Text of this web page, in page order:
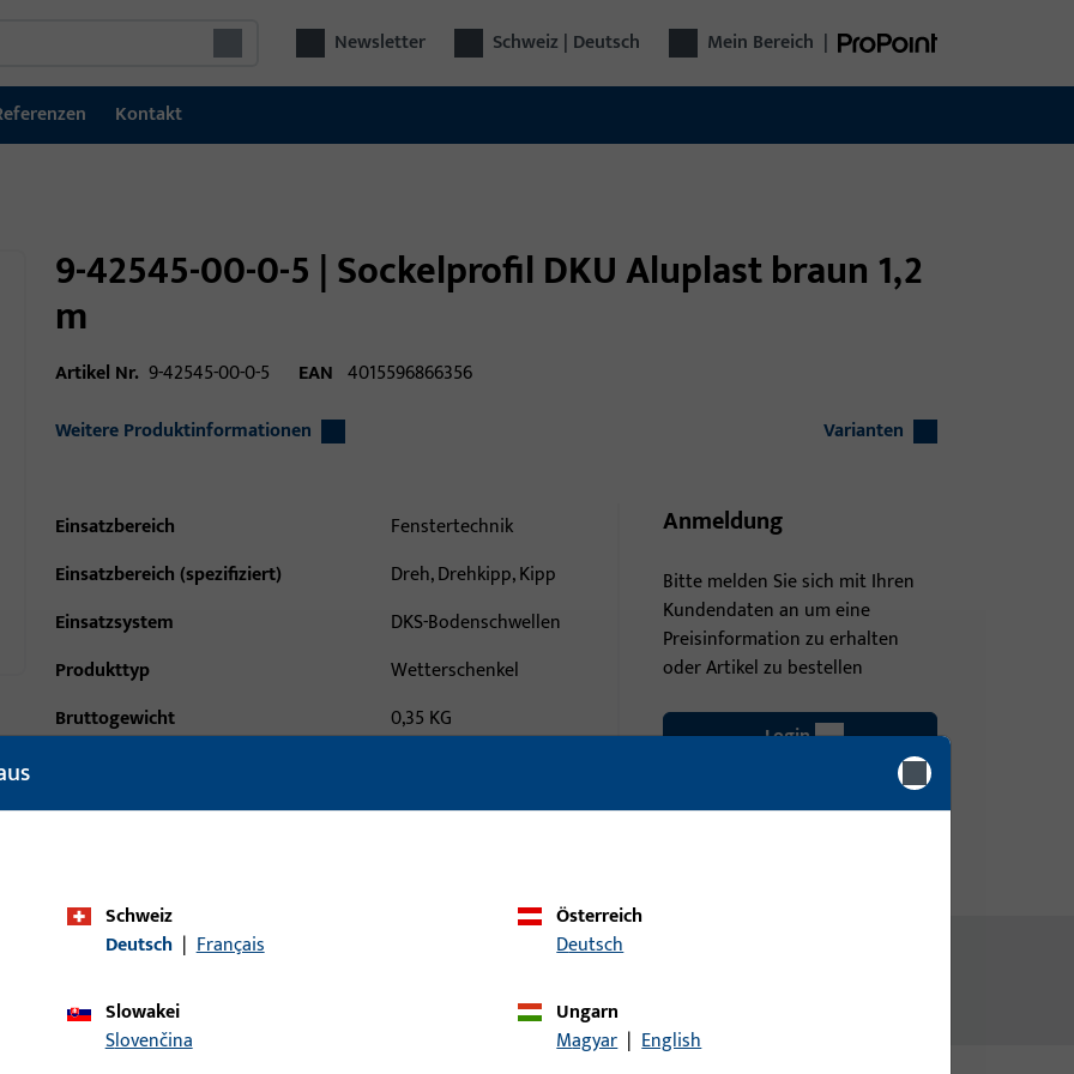
Newsletter Schweiz | Deutsch Mein Bereich |
Kontakt
9-42545-00-0-5 | Sockelprofil DKU Aluplast braun 1,2
m
Artikel Nr. 9-42545-00-0-5 EAN 4015596866356
Weitere Produktinformationen
Varianten
Einsatzbereich
Fenstertechnik
Einsatzbereich (spezifiziert)
Dreh, Drehkipp, Kipp
Einsatzsystem
DKS-Bodenschwellen
Produkttyp
Wetterschenkel
Bruttogewicht
0,35 KG
Mindestbestelleinheit
25 ST
Anmeldung
Bitte melden Sie sich mit Ihren
Kundendaten an um eine
Preisinformation zu erhalten
oder Artikel zu bestellen
Login
Account erstellen
Schweiz
Deutsch | Français
Österreich
Deutsch
Slowakei
Slovenčina
Ungarn
Magyar | English